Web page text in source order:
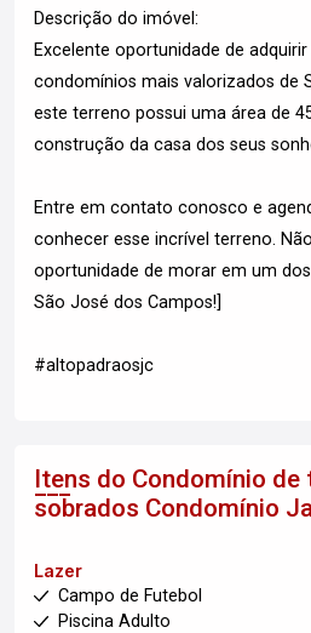
Descrição do imóvel:
Excelente oportunidade de
condomínios mais valorizados de
este terreno possui uma área de
construção da casa dos seus
Entre em contato conosco e
conhecer esse incrível terreno.
oportunidade de morar em um
São José dos Campos!]
#altopadraosjc
Itens do Condomínio de
sobrados Condomínio
Lazer
Campo de Futebol
Piscina Adulto